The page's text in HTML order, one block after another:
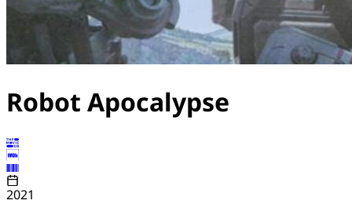
Robot Apocalypse
2021